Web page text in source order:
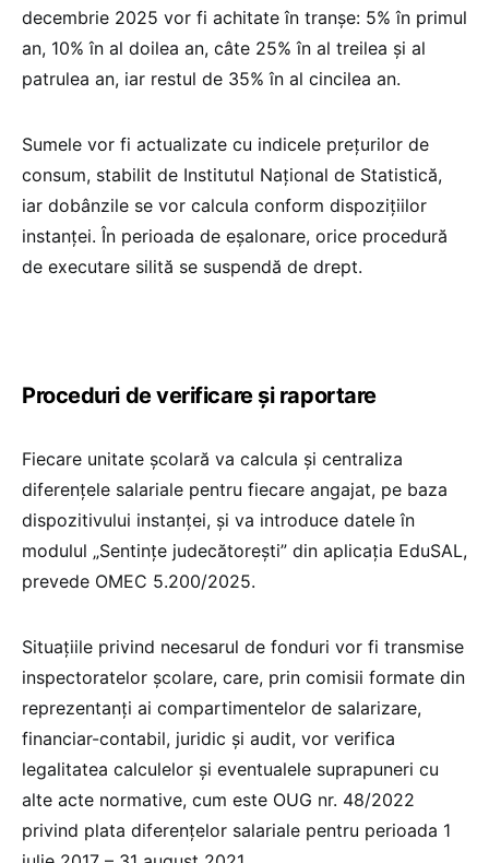
decembrie 2025 vor fi achitate în tranșe: 5% în primul
an, 10% în al doilea an, câte 25% în al treilea și al
patrulea an, iar restul de 35% în al cincilea an.
Sumele vor fi actualizate cu indicele prețurilor de
consum, stabilit de Institutul Național de Statistică,
iar dobânzile se vor calcula conform dispozițiilor
instanței. În perioada de eșalonare, orice procedură
de executare silită se suspendă de drept.
Proceduri de verificare și raportare
Fiecare unitate școlară va calcula și centraliza
diferențele salariale pentru fiecare angajat, pe baza
dispozitivului instanței, și va introduce datele în
modulul „Sentințe judecătorești” din aplicația EduSAL,
prevede OMEC 5.200/2025.
Situațiile privind necesarul de fonduri vor fi transmise
inspectoratelor școlare, care, prin comisii formate din
reprezentanți ai compartimentelor de salarizare,
financiar-contabil, juridic și audit, vor verifica
legalitatea calculelor și eventualele suprapuneri cu
alte acte normative, cum este OUG nr. 48/2022
privind plata diferențelor salariale pentru perioada 1